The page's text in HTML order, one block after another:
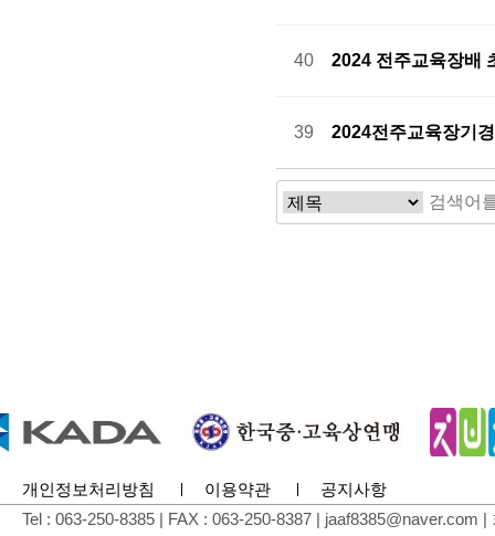
40 2024 전주교육장배
39 2024전주교육장기
개인정보처리방침 이용약관
공지사항
Tel : 063-250-8385 | FAX : 063-250-8387 |